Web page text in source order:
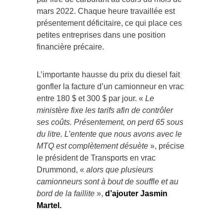
mars 2022. Chaque heure travaillée est
présentement déficitaire, ce qui place ces
petites entreprises dans une position
financière précaire.
L’importante hausse du prix du diesel fait
gonfler la facture d’un camionneur en vrac
entre 180 $ et 300 $ par jour. « Le
ministère fixe les tarifs afin de contrôler
ses coûts. Présentement, on perd 65 sous
du litre. L’entente que nous avons avec le
MTQ est complètement désuète », précise
le président de Transports en vrac
Drummond, « alors que plusieurs
camionneurs sont à bout de souffle et au
bord de la faillite », d’ajouter Jasmin
Martel.